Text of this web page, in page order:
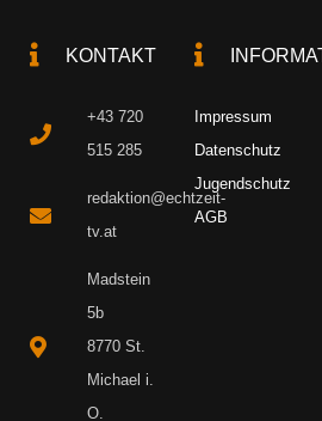
KONTAKT
+43 720
515 285
redaktion@echtzeit-
tv.at
Madstein
5b
8770 St.
Michael i.
O.
Impressum
Datenschutz
Jugendschutz
AGB